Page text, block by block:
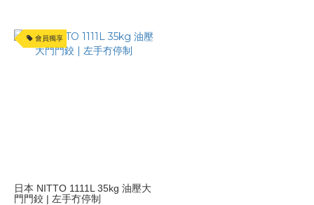
會員獨享
日本 NITTO 1111L 35kg 油壓大
門門鉸 | 左手冇停制